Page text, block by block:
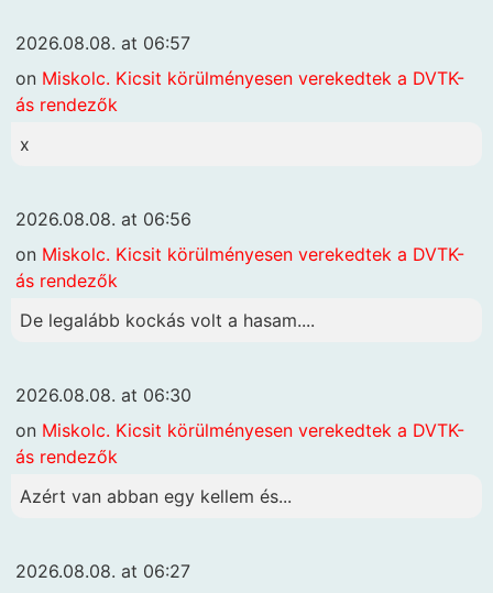
2026.08.08. at 06:57
on Miskolc. Kicsit körülményesen verekedtek a DVTK-
ás rendezők
x
2026.08.08. at 06:56
on Miskolc. Kicsit körülményesen verekedtek a DVTK-
ás rendezők
De legalább kockás volt a hasam....
2026.08.08. at 06:30
on Miskolc. Kicsit körülményesen verekedtek a DVTK-
ás rendezők
Azért van abban egy kellem és...
2026.08.08. at 06:27